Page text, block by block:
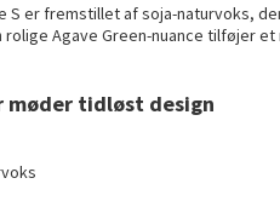
S er fremstillet af soja-naturvoks,
Agave Green-nuance tilføjer et
tidløst design